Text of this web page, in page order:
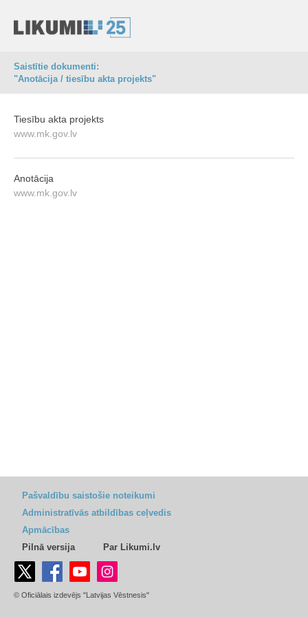
Saistītie dokumenti:
"Anotācija / tiesību akta projekts"
Tiesību akta projekts
www.mk.gov.lv
Anotācija
www.mk.gov.lv
Pašvaldību saistošie noteikumi
Administratīvās atbildības ceļvedis
Apmācības
Pilnā versija
Par Likumi.lv
© Oficiālais izdevējs "Latvijas Vēstnesis"